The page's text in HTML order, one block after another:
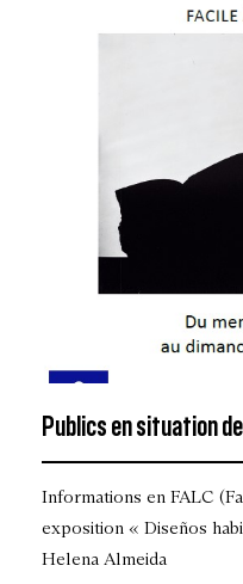
Informations en FALC
exposition « Diseños
Helena Almeida
Publics en situation